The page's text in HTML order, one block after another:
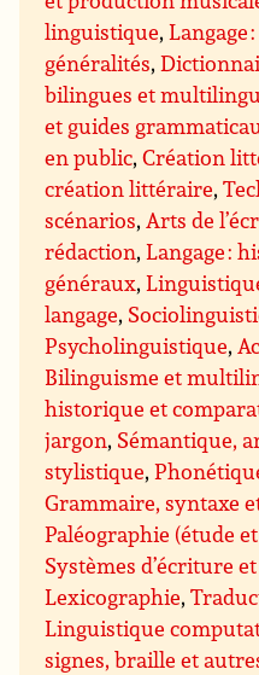
linguistique,Langage
généralités,
bilingues et
et guides
en public,Création
création littéraire,
scénarios,Arts de
rédaction,Langage :
généraux,
langage,
Psycholinguistique,
Bilinguisme et
historique et
jargon, Sémantique,
stylistique,
Grammaire, syntaxe
Paléographie (étude
Systèmes d’écriture
Lexicographie,
Linguistique
signes, braille et